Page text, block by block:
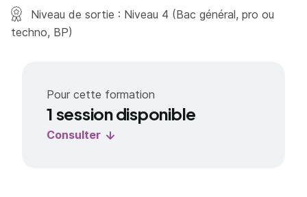
Niveau de sortie : Niveau 4 (Bac général, pro ou
techno, BP)
Pour cette formation
1 session disponible
Consulter